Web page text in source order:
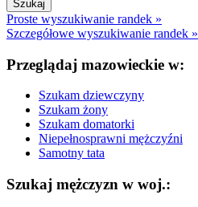
Proste wyszukiwanie randek »
Szczegółowe wyszukiwanie randek »
Przeglądaj mazowieckie w:
Szukam dziewczyny
Szukam żony
Szukam domatorki
Niepełnosprawni mężczyźni
Samotny tata
Szukaj mężczyzn w woj.: